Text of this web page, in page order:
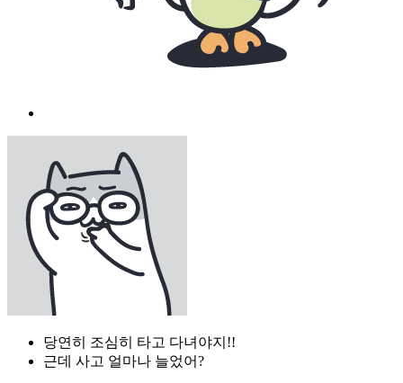
당연히 조심히 타고 다녀야지!!
근데 사고 얼마나 늘었어?